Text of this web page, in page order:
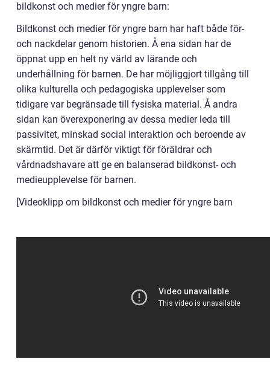
bildkonst och medier för yngre barn:
Bildkonst och medier för yngre barn har haft både för-
och nackdelar genom historien. Å ena sidan har de
öppnat upp en helt ny värld av lärande och
underhållning för barnen. De har möjliggjort tillgång till
olika kulturella och pedagogiska upplevelser som
tidigare var begränsade till fysiska material. Å andra
sidan kan överexponering av dessa medier leda till
passivitet, minskad social interaktion och beroende av
skärmtid. Det är därför viktigt för föräldrar och
vårdnadshavare att ge en balanserad bildkonst- och
medieupplevelse för barnen.
[Videoklipp om bildkonst och medier för yngre barn